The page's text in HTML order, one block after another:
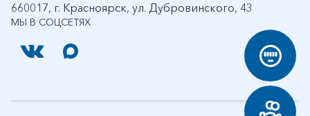
МЫ В СОЦСЕТЯХ
660017, г. Красноярск, ул. Дубровинского, 43